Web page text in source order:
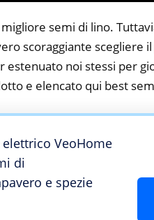
semi di lino.
scoraggiante scegliere
estenuato noi stessi per
e elencato qui best
elettrico VeoHome
di
e spezie